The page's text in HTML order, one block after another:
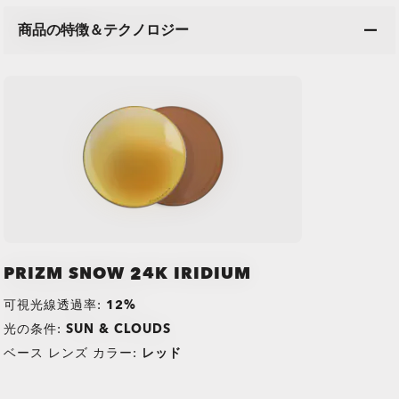
商品の特徴＆テクノロジー
PRIZM SNOW 24K IRIDIUM
可視光線透過率: 12%
光の条件:SUN & CLOUDS
ベース レンズ カラー: レッド